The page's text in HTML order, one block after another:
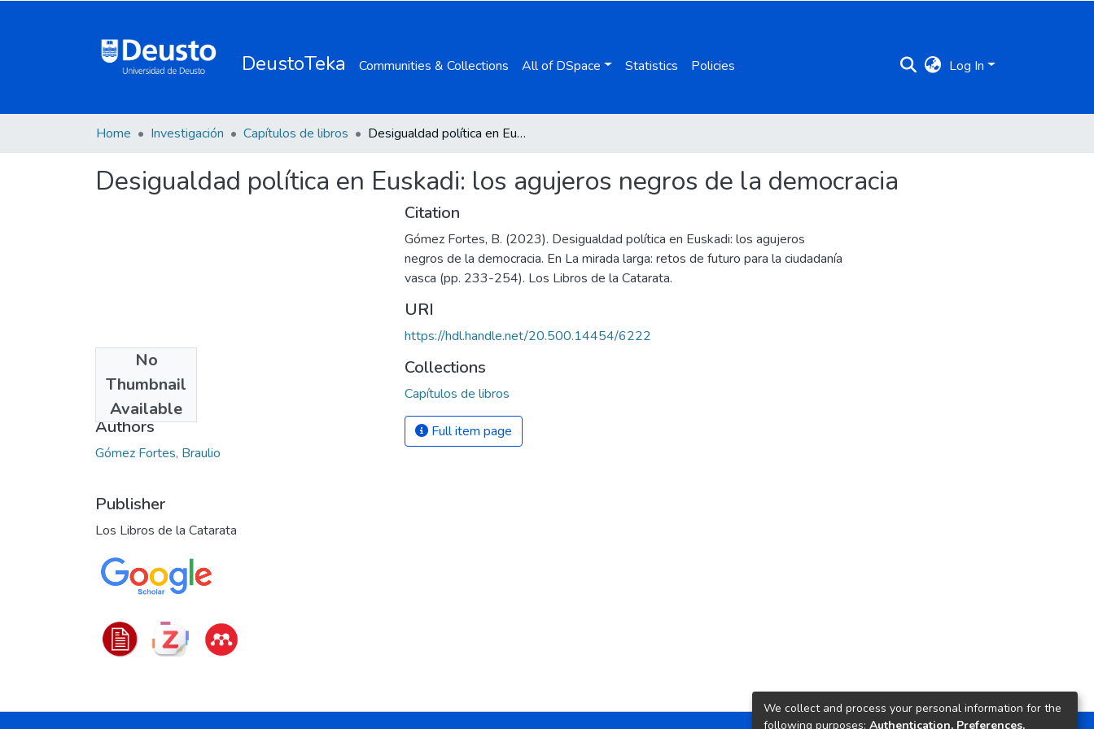
DeustoTeka Communities & Collections All of DSpace Statistics Policies Log In
Home Investigación Capítulos de libros Desigualdad política en Euskadi: los agujeros negros de la democracia
Desigualdad política en Euskadi: los agujeros negros de la democracia
No
Thumbnail
Available
2023
Authors
Gómez Fortes, Braulio
Publisher
Los Libros de la Catarata
Citation
Gómez Fortes, B. (2023). Desigualdad política en Euskadi: los agujeros
negros de la democracia. En La mirada larga: retos de futuro para la ciudadanía
vasca (pp. 233-254). Los Libros de la Catarata.
URI
https://hdl.handle.net/20.500.14454/6222
Collections
Capítulos de libros
Full item page
We collect and process your personal information for the
following purposes: Authentication, Preferences,